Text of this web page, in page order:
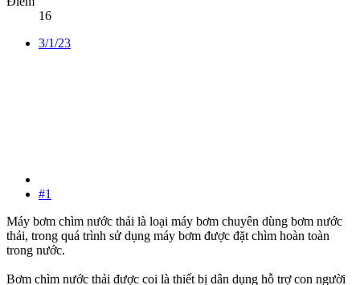
16
3/1/23
#1
Máy bơm chìm nước thải là loại máy bơm chuyên dùng bơm nước
thải, trong quá trình sử dụng máy bơm được đặt chìm hoàn toàn
trong nước.
Bơm chìm nước thải được coi là thiết bị dân dụng hỗ trợ con người